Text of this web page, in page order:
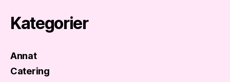
Kategorier
Annat
Catering